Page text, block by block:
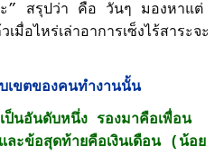
ะ” สรุปว่า คือ วันๆ มองหาแต่
มื่อไหร่เล่าอาการเซ็งไร้สาระจะ
เขตของคนทำงานนั้น
ป็นอันดับหนึ่ง รองมาคือเพื่อน
ะข้อสุดท้ายคือเงินเดือน (น้อย